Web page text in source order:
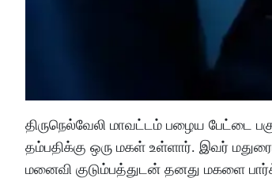
திருநெல்வேலி மாவட்டம் பழைய பேட்டை
தம்பதிக்கு ஒரு மகள் உள்ளார். இவர்
மனைவி குடும்பத்துடன் தனது மகளை